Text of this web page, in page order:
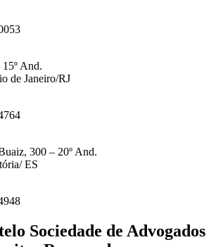
And.
de Janeiro/RJ
300 – 20º And.
ES
Sociedade de Advogados